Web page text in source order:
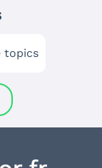
topics